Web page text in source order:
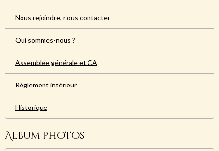
Nous rejoindre, nous contacter
Qui sommes-nous ?
Assemblée générale et CA
Règlement intérieur
Historique
Album photos